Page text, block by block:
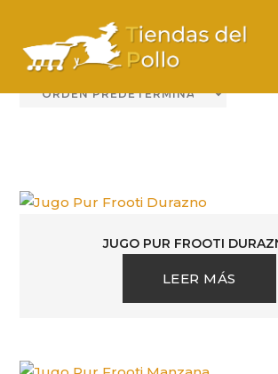
PUR
JUGO PUR FROOTI
LEER MÁS